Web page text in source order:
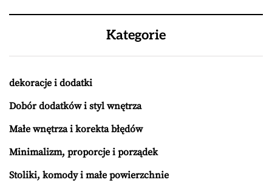
Kategorie
dekoracje i dodatki
Dobór dodatków i styl wnętrza
Małe wnętrza i korekta błędów
Minimalizm, proporcje i porządek
Stoliki, komody i małe powierzchnie